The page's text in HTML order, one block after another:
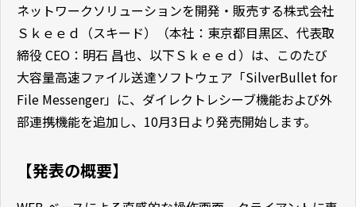
ネットワークソリューションを開発・販売する株式会社
Ｓｋｅｅｄ（スキード）（本社：東京都目黒区、代表取
締役 CEO：明石 昌也、以下Ｓｋｅｅｄ）は、このたび
大容量高速ファイル送達ソフトウェア「SilverBullet for
File Messenger」に、ダイレクトレシーブ機能および外
部連携機能を追加し、10月3日より発売開始します。
【発表の概要】